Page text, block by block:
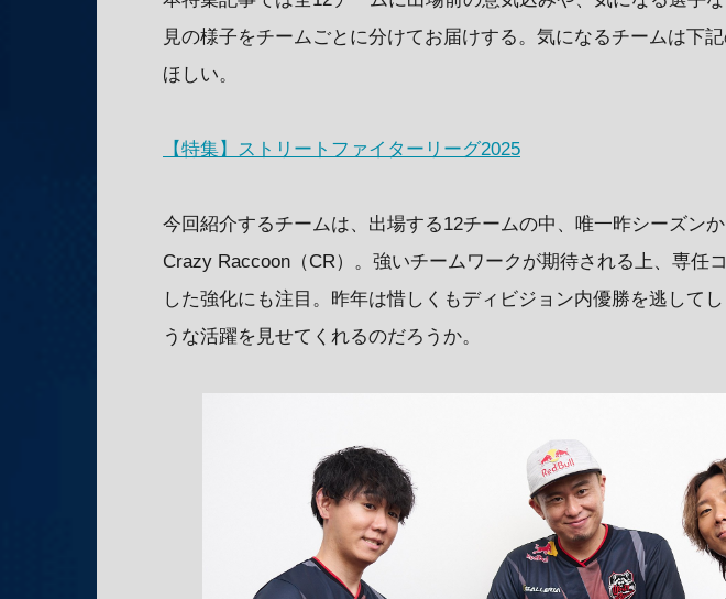
見の様子をチームごとに分けてお届けする。気になるチームは下
ほしい。
【特集】ストリートファイターリーグ2025
今回紹介するチームは、出場する12チームの中、唯一昨シーズン
Crazy Raccoon（CR）。強いチームワークが期待される上、専任
した強化にも注目。昨年は惜しくもディビジョン内優勝を逃して
うな活躍を見せてくれるのだろうか。